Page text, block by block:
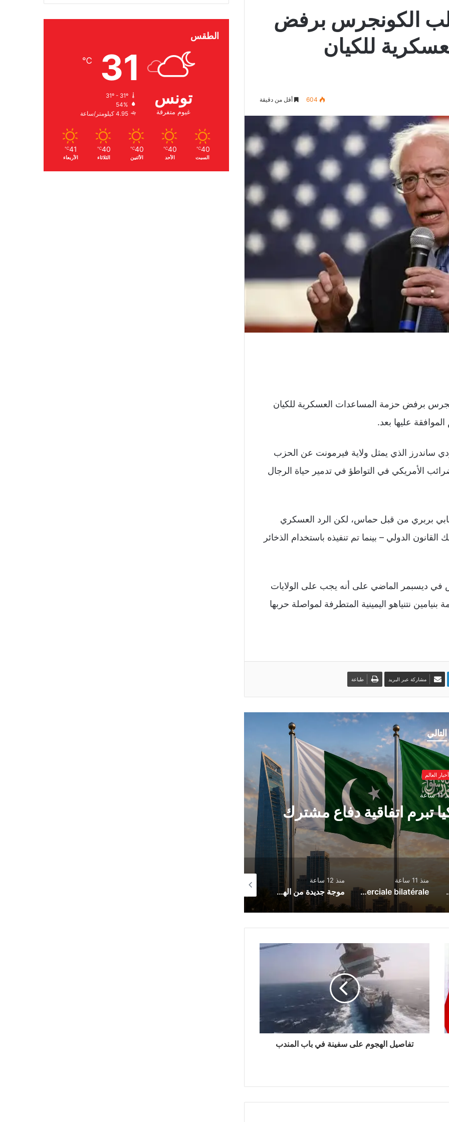
الكونجرس برفض
للكيان
604 أقل من دقيقة
برفض حزمة المساعدات العسكرية للكيان
ساندرز الذي يمثل ولاية فيرمونت عن الحزب
الأمريكي في التواطؤ في تدمير حياة الرجال
بربري من قبل حماس، لكن الرد العسكري
الدولي – بينما تم تنفيذه باستخدام الذخائر
ديسبمر الماضي على أنه يجب على الولايات
أخرى لحكومة بنيامين نتنياهو اليمينية المتطرفة لمواصلة حربها
مشاركة عبر البريد طباعة
التالي
أخبار العالم
ساعة
تبرم اتفاقية دفاع مشترك
Zionist Drone Attack
منذ 11 ساعة
Le nouvel accord de partenariat touristique entre l’Espagne et la Tunisie : un catalyseur de la coopération économique et de l’intégration commerciale bilatérale
منذ 12 ساعة
موجة جديدة من الهجمات الأوكرانية تضرب العمق الروسي.. حريق ضخم في يكاترينبورغ وإسقاط مئات المسيّرات
تفاصيل الهجوم على سفينة في باب المندب
الطقس
تونس
غيوم متفرقة
31
℃
31º - 31º
54%
4.95 كيلومتر/ساعة
40
℃
السبت
40
℃
الأحد
40
℃
الأثنين
40
℃
الثلاثاء
41
℃
الأربعاء